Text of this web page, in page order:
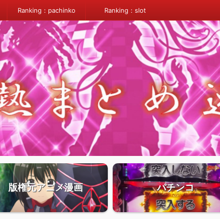
Ranking：pachinko Ranking：slot
版権元アニメ漫画 パチンコ